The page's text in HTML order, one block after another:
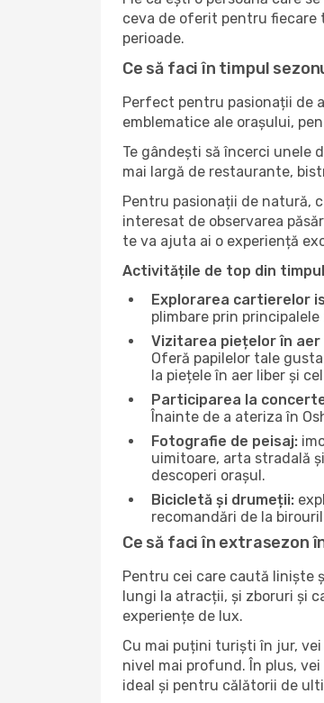
ceva de oferit pentru fiecare
perioade.
Ce să faci în timpul
Perfect pentru pasionații de
emblematice ale orașului,
Te gândești să încerci unele
mai largă de restaurante,
Pentru pasionații de natură,
interesat de observarea
te va ajuta ai o experiență
Activitățile de top din
Explorarea cartierelor
plimbare prin
Vizitarea piețelor în aer
Oferă papilelor tale
la piețele în aer liber și
Participarea la
Înainte de a ateriza în
Fotografie de peisaj:
uimitoare, arta stradală
descoperi orașul.
Bicicletă și drumeții:
recomandări de la
Ce să faci în extrasezon
Pentru cei care caută liniște
lungi la atracții, și zboruri și
experiențe de lux.
Cu mai puțini turiști în jur,
nivel mai profund. În plus,
ideal și pentru călătorii de